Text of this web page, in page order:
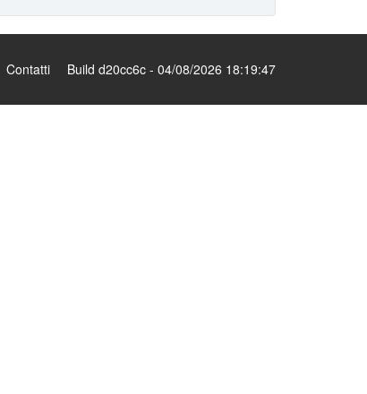
Contatti Build d20cc6c - 04/08/2026 18:19:47